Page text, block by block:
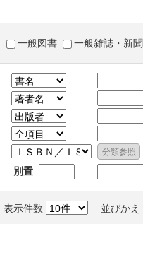
一般図書 一般雑誌・新聞
別置
表示件数 並びかえ